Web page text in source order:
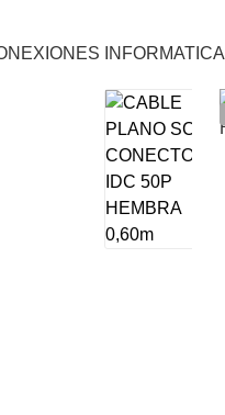
INFORMATICA